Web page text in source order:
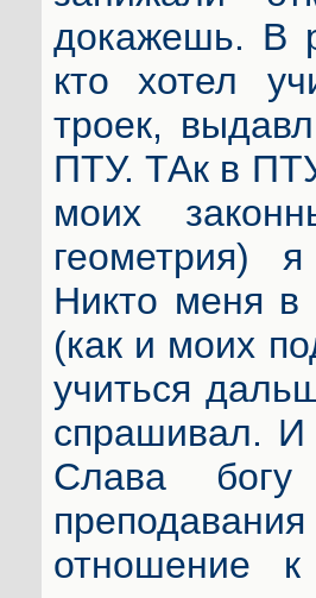
докажешь. В
кто хотел
троек,
ПТУ. ТАк в
моих
геометрия)
Никто меня в
(как и моих
учиться
спрашивал.
Слава
отношение